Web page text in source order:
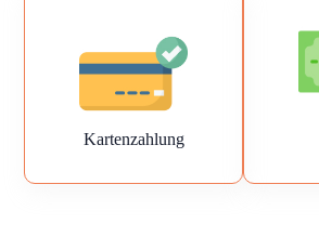
Kartenzahlung